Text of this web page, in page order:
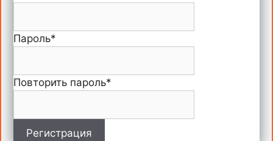
Пароль*
Повторить пароль*
Регистрация